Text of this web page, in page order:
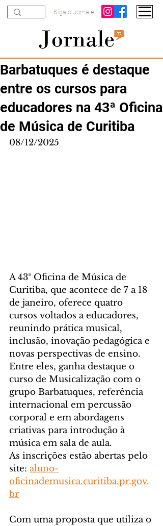
Siga o Jornale
Barbatuques é destaque
entre os cursos para
educadores na 43ª Oficina
de Música de Curitiba
08/12/2025
A 43ª Oficina de Música de
Curitiba, que acontece de 7 a 18
de janeiro, oferece quatro
cursos voltados a educadores,
reunindo prática musical,
inclusão, inovação pedagógica e
novas perspectivas de ensino.
Entre eles, ganha destaque o
curso de Musicalização com o
grupo Barbatuques, referência
internacional em percussão
corporal e em abordagens
criativas para introdução à
música em sala de aula.
As inscrições estão abertas pelo
site: aluno-
oficinademusica.curitiba.pr.gov.
br
Com uma proposta que utiliza o